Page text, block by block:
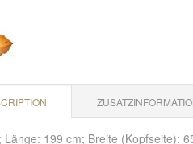
Länge: 199 cm; Breite (Kopfseite):